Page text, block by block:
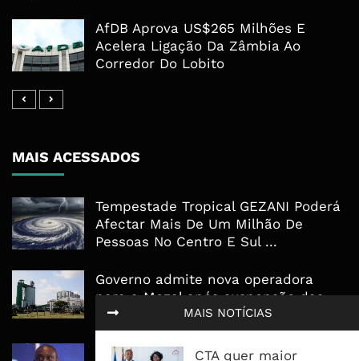
MAIS NOTÍCIAS
CTA quer maior
AfDB Aprova US$265 Milhões E
Acelera Ligação Da Zâmbia Ao
Corredor Do Lobito
MAIS ACESSADOS
Tempestade Tropical GEZANI Poderá
Afectar Mais De Um Milhão De
Pessoas No Centro E Sul ...
Governo admite nova operadora
para a Mozal após suspensão das
operações
CEO do Standard Bank pede ao